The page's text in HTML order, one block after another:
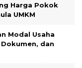
Harga Pokok
UMKM
Modal Usaha
Dokumen, dan